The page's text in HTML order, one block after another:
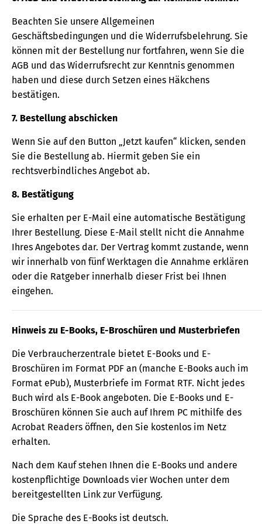
Beachten Sie unsere Allgemeinen
Geschäftsbedingungen und die Widerrufsbelehrung. Sie
können mit der Bestellung nur fortfahren, wenn Sie die
AGB und das Widerrufsrecht zur Kenntnis genommen
haben und diese durch Setzen eines Häkchens
bestätigen.
7. Bestellung abschicken
Wenn Sie auf den Button „Jetzt kaufen“ klicken, senden
Sie die Bestellung ab. Hiermit geben Sie ein
rechtsverbindliches Angebot ab.
8. Bestätigung
Sie erhalten per E-Mail eine automatische Bestätigung
Ihrer Bestellung. Diese E-Mail stellt nicht die Annahme
Ihres Angebotes dar. Der Vertrag kommt zustande, wenn
wir innerhalb von fünf Werktagen die Annahme erklären
oder die Ratgeber innerhalb dieser Frist bei Ihnen
eingehen.
Hinweis zu E-Books, E-Broschüren und Musterbriefen
Die Verbraucherzentrale bietet E-Books und E-
Broschüren im Format PDF an (manche E-Books auch im
Format ePub), Musterbriefe im Format RTF. Nicht jedes
Buch wird als E-Book angeboten. Die E-Books und E-
Broschüren können Sie auch auf Ihrem PC mithilfe des
Acrobat Readers öffnen, den Sie kostenlos im Netz
erhalten.
Nach dem Kauf stehen Ihnen die E-Books und andere
kostenpflichtige Downloads vier Wochen unter dem
bereitgestellten Link zur Verfügung.
Die Sprache des E-Books ist deutsch.